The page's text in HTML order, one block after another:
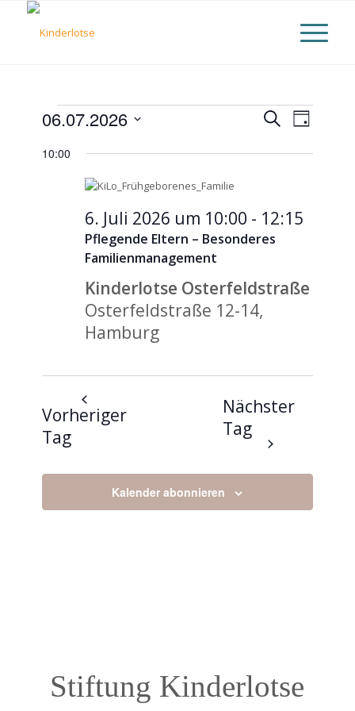
Veranstaltungen
für
Juli
2026
Suche
SucheTag
06.07.2026
wählen.
10:00
Pflegende Eltern – Besonderes
Familienmanagement
6. Juli 2026 um 10:00 - 12:15
Kinderlotse Osterfeldstraße
Osterfeldstraße 12-14,
Hamburg
Vorheriger
Tag
Nächster
Tag
Kalender abonnieren
Stiftung Kinderlotse